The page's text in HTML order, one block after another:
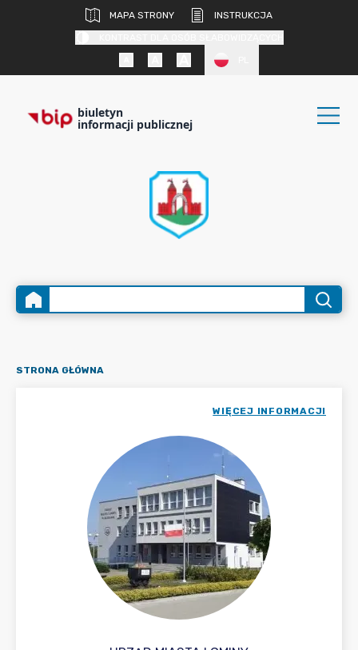
MAPA STRONY
INSTRUKCJA
biuletyn
informacji publicznej
STRONA GŁÓWNA
WIĘCEJ INFORMACJI